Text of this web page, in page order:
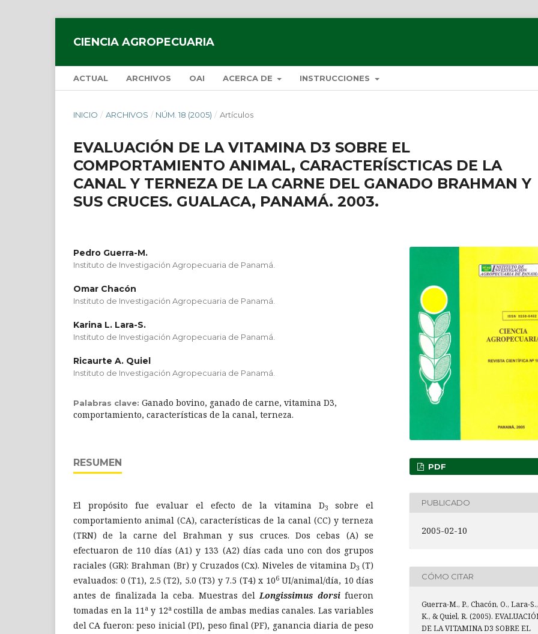
CIENCIA AGROPECUARIA
ACTUAL ARCHIVOS OAI ACERCA DE INSTRUCCIONES
INICIO / ARCHIVOS / NÚM. 18 (2005) / Artículos
EVALUACIÓN DE LA VITAMINA D3 SOBRE EL
COMPORTAMIENTO ANIMAL, CARACTERÍSCTICAS DE LA
CANAL Y TERNEZA DE LA CARNE DEL GANADO BRAHMAN Y
SUS CRUCES. GUALACA, PANAMÁ. 2003.
Pedro Guerra-M.
Instituto de Investigación Agropecuaria de Panamá.
Omar Chacón
Instituto de Investigación Agropecuaria de Panamá.
Karina L. Lara-S.
Instituto de Investigación Agropecuaria de Panamá.
Ricaurte A. Quiel
Instituto de Investigación Agropecuaria de Panamá.
Palabras clave: Ganado bovino, ganado de carne, vitamina D3,
comportamiento, características de la canal, terneza.
RESUMEN
El propósito fue evaluar el efecto de la vitamina D3sobre el
comportamiento animal (CA), características de la canal (CC) y terneza
(TRN) de la carne del Brahman y sus cruces. Dos cebas (A) se
efectuaron de 110 días (A1) y 133 (A2) días cada uno con dos grupos
raciales (GR): Brahman (Br) y Cruzados (Cx). Niveles de vitamina D3(T)
evaluados: 0 (T1), 2.5 (T2), 5.0 (T3) y 7.5 (T4) x 106UI/animal/día, 10 días
antes de finalizada la ceba. Muestras delLongissimus dorsifueron
tomadas en la 11ay 12a costilla de ambas medias canales. Las variables
del CA fueron: peso inicial (PI), peso final (PF), ganancia diaria de peso
PDF
PUBLICADO
2005-02-10
CÓMO CITAR
Guerra-M., P., Chacón, O., Lara-S.,
K., & Quiel, R. (2005).
DE LA VITAMINA D3 SOBRE EL